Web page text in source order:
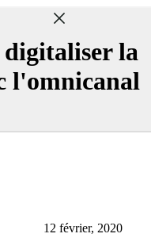
digitaliser la
l'omnicanal
12 février, 2020